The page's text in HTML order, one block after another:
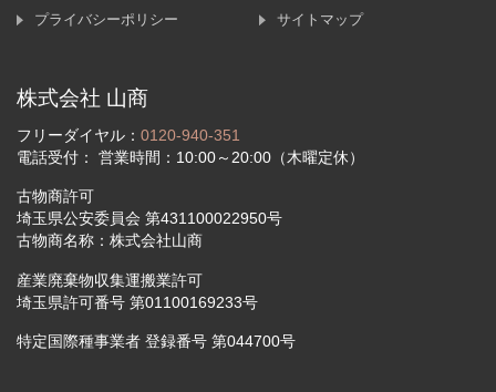
プライバシーポリシー サイトマップ
株式会社 山商
フリーダイヤル： 0120-940-351
電話受付： 営業時間：10:00～20:00（木曜定休）
古物商許可
埼玉県公安委員会 第431100022950号
古物商名称：株式会社山商
産業廃棄物収集運搬業許可
埼玉県許可番号 第01100169233号
特定国際種事業者 登録番号 第044700号